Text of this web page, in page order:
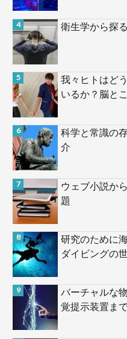
衛生学から探
我々ヒトはど
いるか？脳と
科学と常識の
介
ウェブ小説か
題
研究のために
ダイビングの
バーチャルな
覚提示装置ま